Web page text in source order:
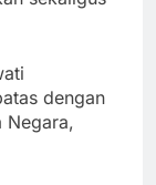
dengan
Negara,